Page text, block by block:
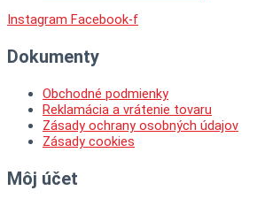
Instagram Facebook-f
Dokumenty
Obchodné podmienky
Reklamácia a vrátenie tovaru
Zásady ochrany osobných údajov
Zásady cookies
Môj účet